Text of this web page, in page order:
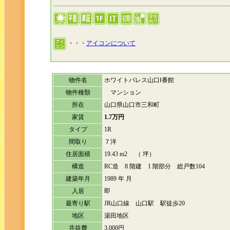
・・・ アイコンについて
物件名
ホワイトパレス山口Ⅰ番館
物件種類
マンション
所在
山口県山口市三和町
家賃
1.7万円
タイプ
1R
間取り
７洋
住居面積
19.43 m2 （ 坪）
構造
RC造 8 階建 1 階部分 総戸数104
建築年月
1989 年 月
入居
即
最寄り駅
JR山口線 山口駅 駅徒歩20
地区
湯田地区
共益費
3,000円